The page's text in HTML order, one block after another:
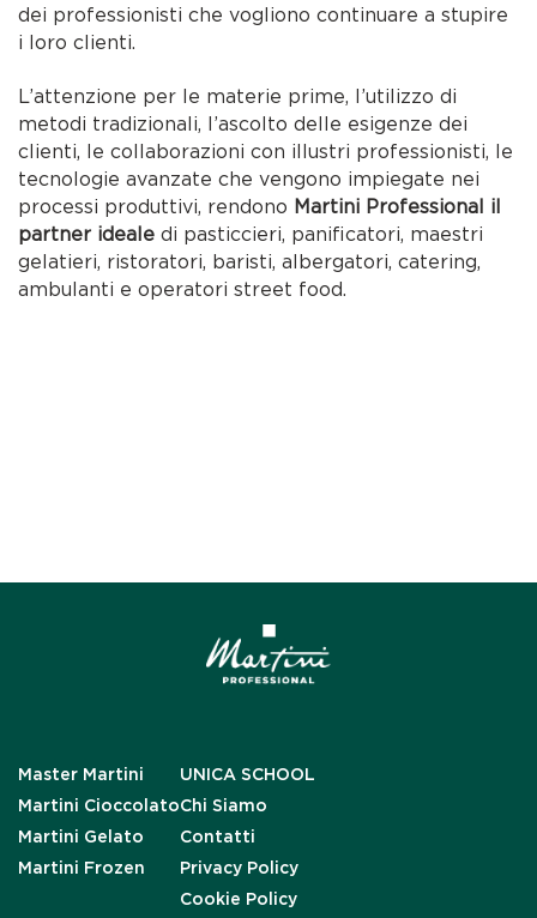
dei professionisti che vogliono continuare a stupire
i loro clienti.
L’attenzione per le materie prime, l’utilizzo di
metodi tradizionali, l’ascolto delle esigenze dei
clienti, le collaborazioni con illustri professionisti, le
tecnologie avanzate che vengono impiegate nei
processi produttivi, rendono Martini Professional il
partner ideale di pasticcieri, panificatori, maestri
gelatieri, ristoratori, baristi, albergatori, catering,
ambulanti e operatori street food.
Master Martini
Martini Cioccolato
Martini Gelato
Martini Frozen
UNICA SCHOOL
Chi Siamo
Contatti
Privacy Policy
Cookie Policy